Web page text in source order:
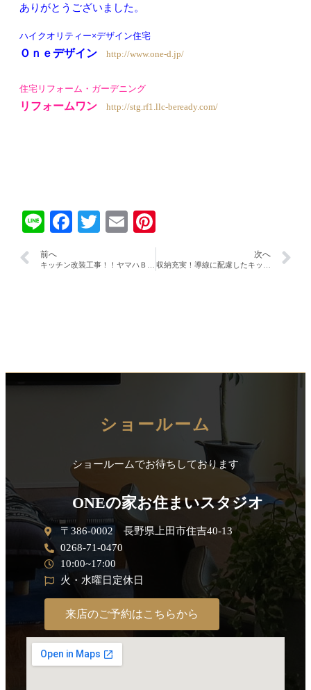
ありがとうございました。
ハイクオリティー×デザイン住宅
Ｏｎｅデザイン http://www.one-d.jp/
住宅リフォーム・ガーデニング
リフォームワン http://stg.rf1.llc-beready.com/
LineFacebook
TwitterEmail
前へ 次へ
ショールーム
ショールームでお待ちしております
ONEの家お住まいスタジオ
〒386-0002 長野県上田市住吉40-13
0268-71-0470
10:00~17:00
火・水曜日定休日
来店のご予約はこちらから